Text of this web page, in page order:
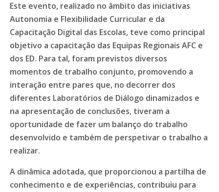
Este evento, realizado no âmbito das iniciativas
Autonomia e Flexibilidade Curricular e da
Capacitação Digital das Escolas, teve como principal
objetivo a capacitação das Equipas Regionais AFC e
dos ED. Para tal, foram previstos diversos
momentos de trabalho conjunto, promovendo a
interação entre pares que, no decorrer dos
diferentes Laboratórios de Diálogo dinamizados e
na apresentação de conclusões, tiveram a
oportunidade de fazer um balanço do trabalho
desenvolvido e também de perspetivar o trabalho a
realizar.
A dinâmica adotada, que proporcionou a partilha de
conhecimento e de experiências, contribuiu para